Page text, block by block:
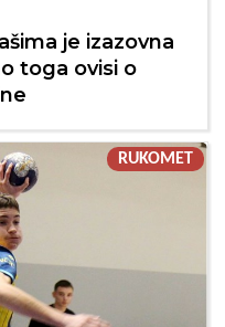
je izazovna
toga ovisi o
RUKOMET